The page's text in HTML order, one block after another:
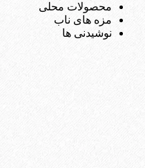
محصولات محلی
مزه های ناب
نوشیدنی ها